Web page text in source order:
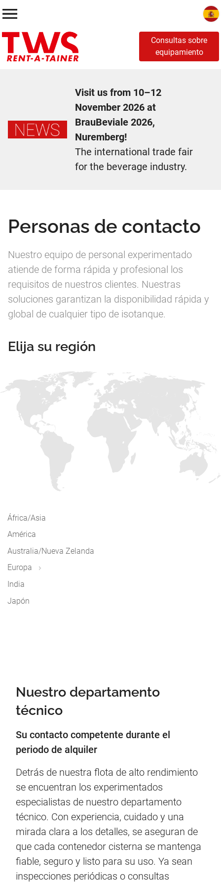
Consultas sobre
equipamiento
Visit us from 10–12
November 2026 at
BrauBeviale 2026,
Nuremberg!
The international trade fair
for the beverage industry.
Personas de contacto
Nuestro equipo de personal experimentado
atiende de forma rápida y profesional los
requisitos de nuestros clientes. Nuestras
soluciones garantizan la disponibilidad rápida y
global de cualquier tipo de isotanque.
Elija su región
África/Asia
América
Australia/Nueva Zelanda
Europa
India
Japón
Nuestro departamento
técnico
Su contacto competente durante el
periodo de alquiler
Detrás de nuestra flota de alto rendimiento
se encuentran los experimentados
especialistas de nuestro departamento
técnico. Con experiencia, cuidado y una
mirada clara a los detalles, se aseguran de
que cada contenedor cisterna se mantenga
fiable, seguro y listo para su uso. Ya sean
inspecciones periódicas o consultas